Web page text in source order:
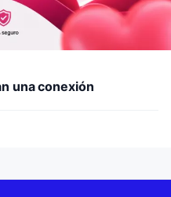
una conexión